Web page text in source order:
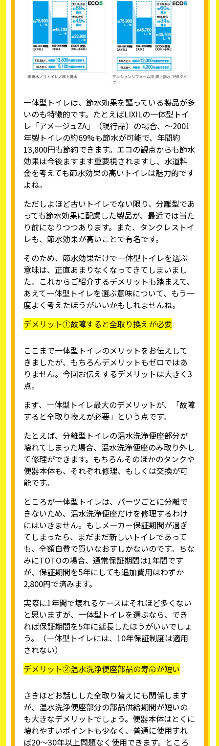
一体型トイレは、節水効果を謳っている製品が多
いのも特徴的です。たとえばLIXILの一体型トイ
レ「アメージュZA」（現行品）の場合、〜2001
年製トイレの約69%も節水が可能で、年間約
13,800円も節約できます。エコの観点からも節水
効果は今後ますます重要視されますし、水道料
金を考えても節水効果の高いトイレは魅力的です
よね。
ただしよほど古いトイレでない限り、分離型であ
っても節水効果に配慮した製品が、最近では当た
り前になりつつあります。また、タンクレストイ
レも、節水効果が高いことで有名です。
そのため、節水効果だけで一体型トイレを選ぶ
意味は、正直あまりなくなってきてしまいまし
た。これからご紹介するデメリットも踏まえて、
あえて一体型トイレを選ぶ意味について、もう一
度よく考えたほうがいいかもしれませんね。
デメリット①故障すると全取り換えが必要
ここまで一体型トイレのメリットをお伝えして
きましたが、もちろんデメリットもゼロではあ
りません。今回お伝えするデメリットは大きく3
点。
まず、一体型トイレ最大のデメリットが、「故障
すると全取り換えが必要」という点です。
たとえば、分離型トイレの温水洗浄便座部分が
壊れてしまった場合、温水洗浄便座のみ取り外し
て修理ができます。もちろんそのほかのタンクや
便器本体も、それぞれ修理、もしくは交換が可
能です。
ところが一体型トイレは、パーツごとに分離で
きないため、温水洗浄便座だけを修理するわけ
にはいきません。もしメーカー保証期間が過ぎ
てしまったら、まだまだ新しいトイレであって
も、全額自費で買いなおすしかないのです。ちな
みにTOTOの場合、通常保証期間は1年間です
が、保証期間を5年にしても追加費用はわずか
2,800円で済みます。
実際に1年間で壊れるケースはそれほど多くない
と思いますが、一体型トイレを選ぶなら、でき
れば保証期間を5年に延長したほうがいいでしょ
う。（一体型トイレには、10年保証制度は適用
されない）
デメリット②温水洗浄便座部品の寿命が短い
さきほどお話しした全取り替えにも関係します
が、温水洗浄便座部分の部品供給期間が短いの
も大きなデメリットでしょう。便器本体はとくに
壊れやすいポイントも少なく、普通に使用すれ
ば20〜30年以上問題なく使用できます。ところ